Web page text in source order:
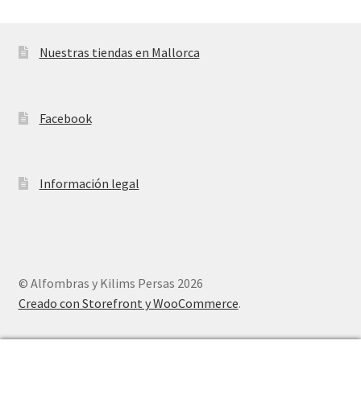
Nuestras tiendas en Mallorca
Facebook
Información legal
© Alfombras y Kilims Persas 2026
Creado con Storefront y WooCommerce.